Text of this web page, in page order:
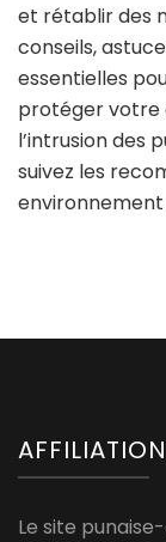
et rétablir des
conseils,
essentielles
protéger votre
l’intrusion des
suivez les
AFFILIATION
Le site